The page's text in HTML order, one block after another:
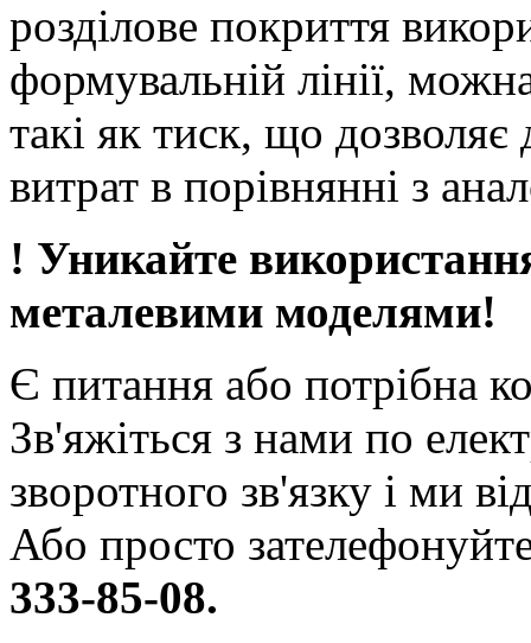
розділове покриття
формувальній лінії,
такі як тиск, що
витрат в порівнянні з
! Уникайте
металевими моделями!
Є питання або потрібна
Зв'яжіться з нами по
зворотного зв'язку і ми
Або просто
333-85-08.